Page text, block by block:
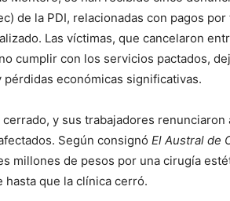
de la PDI, relacionadas con pagos
Las víctimas, que cancelaron
cumplir con los servicios pactados,
económicas significativas.
y sus trabajadores renunciaron
Según consignó El Austral de
millones de pesos por una cirugía
que la clínica cerró.